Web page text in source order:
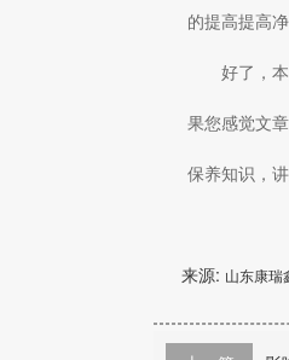
的提高提高
好了，
果您感觉文
保养知识，
来源: 山东康瑞